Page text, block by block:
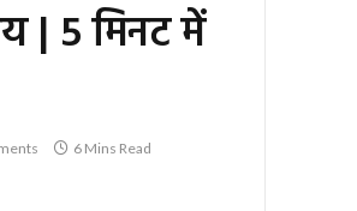
| 5 मिनट में
6 Mins Read